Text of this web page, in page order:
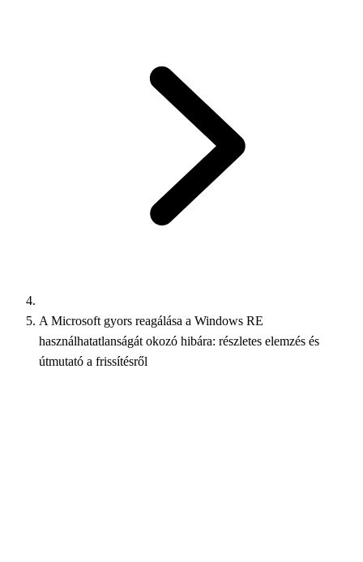
A Microsoft gyors reagálása a Windows RE
használhatatlanságát okozó hibára: részletes elemzés és
útmutató a frissítésről